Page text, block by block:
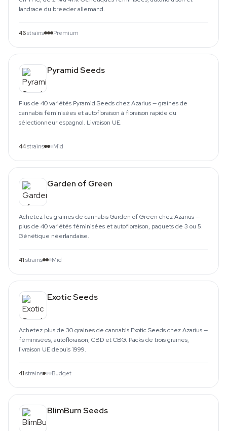
landrace du breeder allemand.
46strains Premium
Pyramid Seeds
Plus de 40 variétés Pyramid Seeds chez Azarius — graines de
cannabis féminisées et autofloraison à floraison rapide du
sélectionneur espagnol. Livraison UE.
44strains Mid
Garden of Green
Achetez les graines de cannabis Garden of Green chez Azarius —
plus de 40 variétés féminisées et autofloraison, paquets de 3 ou 5.
Génétique néerlandaise.
41 strains Mid
Exotic Seeds
Achetez plus de 30 graines de cannabis Exotic Seeds chez Azarius —
féminisées, autofloraison, CBD et CBG. Packs de trois graines,
livraison UE depuis 1999.
41 strains Budget
BlimBurn Seeds